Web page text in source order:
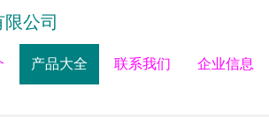
公司
产品大全 联系我们 企业信息